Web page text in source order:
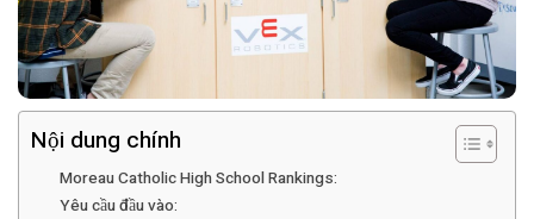
Nội dung chính
Moreau Catholic High School Rankings:
Yêu cầu đầu vào: